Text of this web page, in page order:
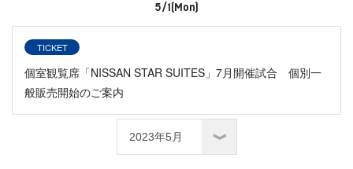
5/1(Mon)
TICKET
個室観覧席「NISSAN STAR SUITES」7月開催試合 個別一
般販売開始のご案内